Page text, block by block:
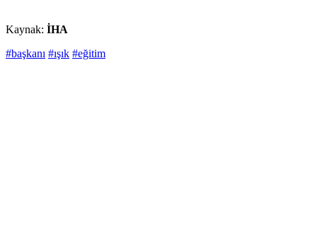
Kaynak: İHA
#başkanı #ışık #eğitim